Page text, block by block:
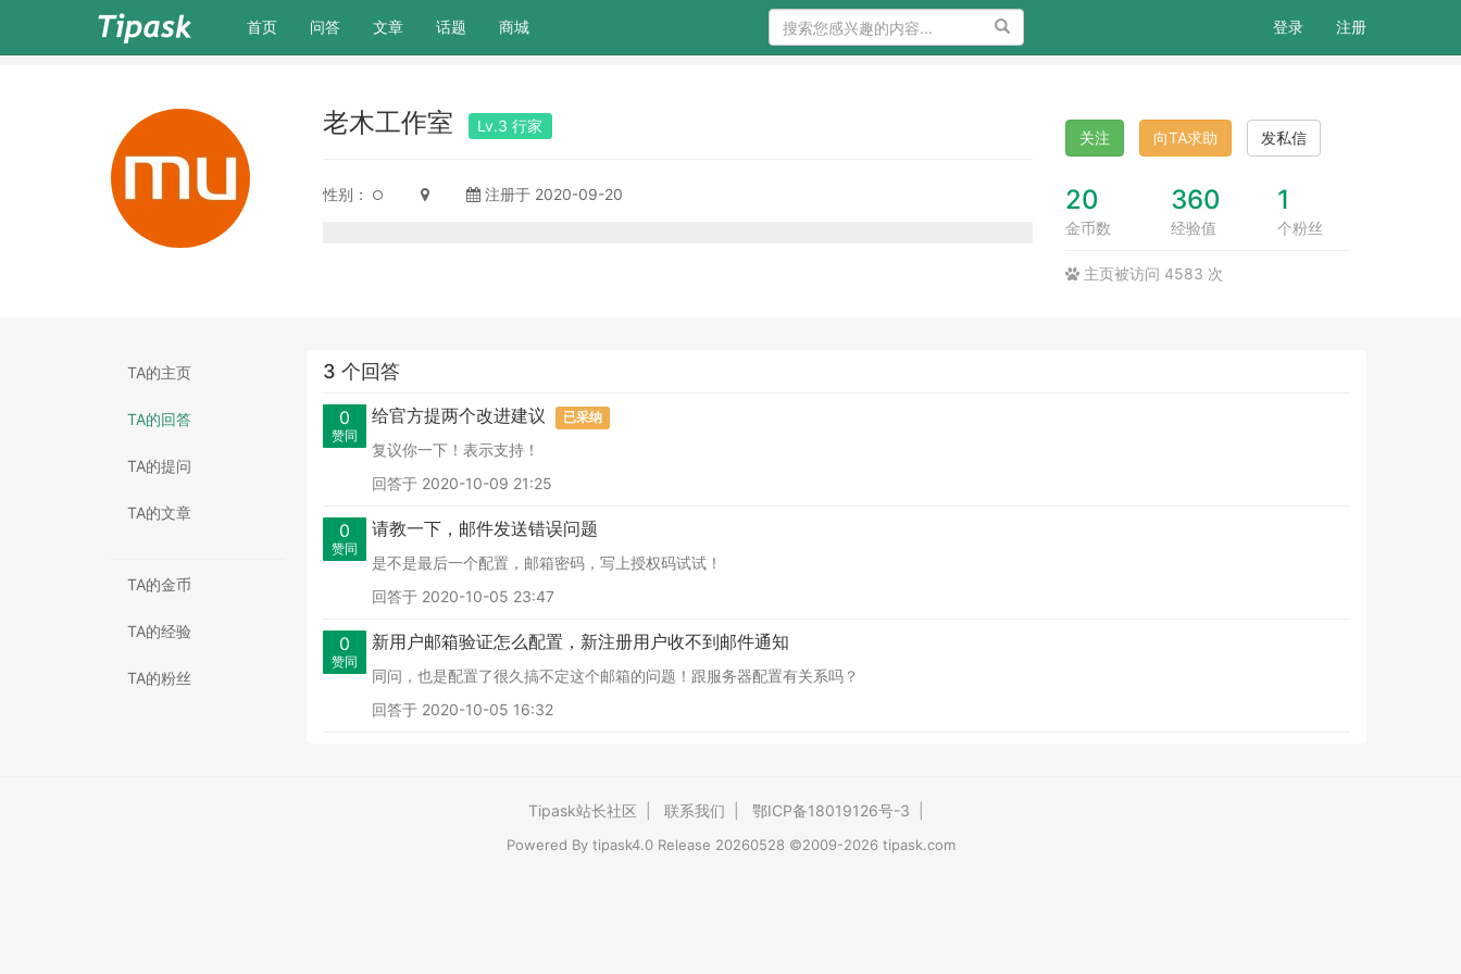
首页(current)
问答 文章 话题 商城 搜索 登录 注册
老木工作室 Lv.3 行家
性别： 注册于 2020-09-20
关注 向TA求助 发私信
20
金币数
360
经验值
1
个粉丝
主页被访问 4583 次
TA的主页
TA的回答
TA的提问
TA的文章
TA的金币
TA的经验
TA的粉丝
3 个回答
0
赞同
给官方提两个改进建议 已采纳
复议你一下！表示支持！
回答于 2020-10-09 21:25
0
赞同
请教一下，邮件发送错误问题
是不是最后一个配置，邮箱密码，写上授权码试试！
回答于 2020-10-05 23:47
0
赞同
新用户邮箱验证怎么配置，新注册用户收不到邮件通知
同问，也是配置了很久搞不定这个邮箱的问题！跟服务器配置有关系吗？
回答于 2020-10-05 16:32
Tipask站长社区 联系我们 鄂ICP备18019126号-3
Powered By tipask4.0Release 20260528 ©2009-2026 tipask.com